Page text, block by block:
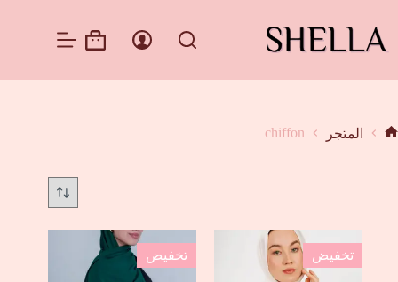
المحتوى
عربة
المتجر chiffon
تخفيض تخفيض